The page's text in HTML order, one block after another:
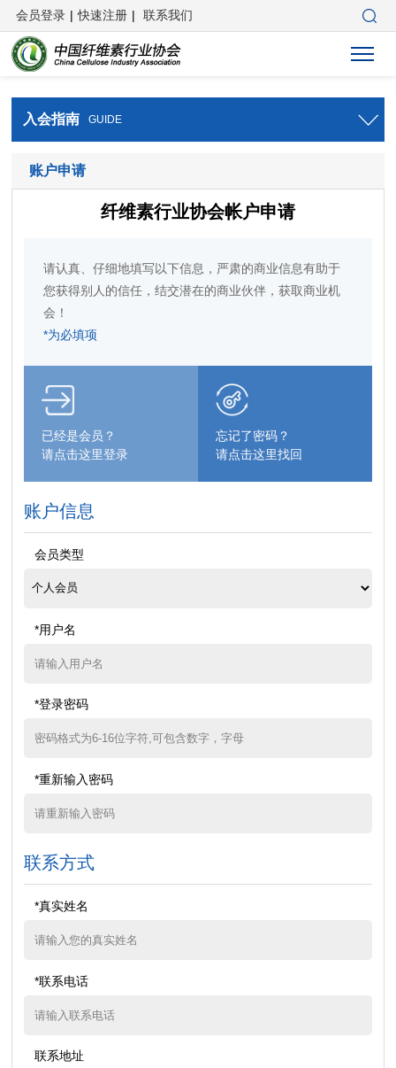
会员登录 | 快速注册 | 联系我们
入会指南 GUIDE
账户申请
纤维素行业协会帐户申请
请认真、仔细地填写以下信息，严肃的商业信息有助于
您获得别人的信任，结交潜在的商业伙伴，获取商业机
会！
*为必填项
已经是会员？
请点击这里登录
忘记了密码？
请点击这里找回
账户信息
会员类型
*用户名
*登录密码
*重新输入密码
联系方式
*真实姓名
*联系电话
联系地址